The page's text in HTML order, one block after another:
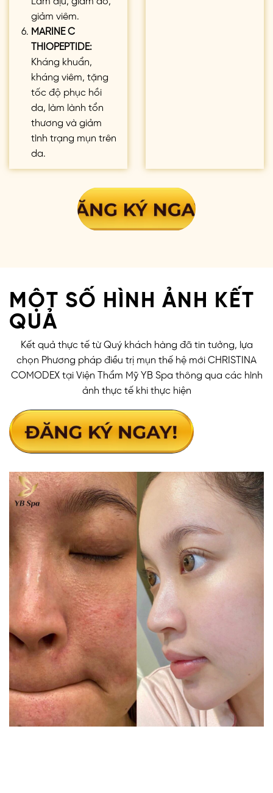
giảm viêm.
MARINE C
THIOPEPTIDE:
Kháng khuẩn,
kháng viêm, tặng
tốc độ phục hồi
da, làm lành tổn
thương và giảm
tình trạng mụn trên
da.
MỘT SỐ HÌNH ẢNH KẾT
QUẢ
Kết quả thực tế từ Quý khách hàng đã tin tưởng, lựa
chọn Phương pháp điều trị mụn thế hệ mới CHRISTINA
COMODEX tại Viện Thẩm Mỹ YB Spa thông qua các hình
ảnh thực tế khi thực hiện